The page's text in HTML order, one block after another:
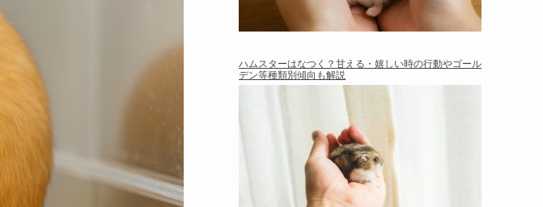
ハムスターはなつく？甘える・嬉しい時の行動やゴール
デン等種類別傾向も解説